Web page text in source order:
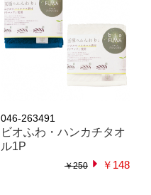
046-263491
ビオふわ・ハンカチタオ
ル1P
￥250 ￥148